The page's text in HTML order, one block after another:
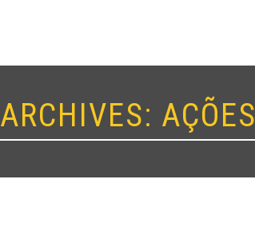
ARCHIVES: AÇÕES